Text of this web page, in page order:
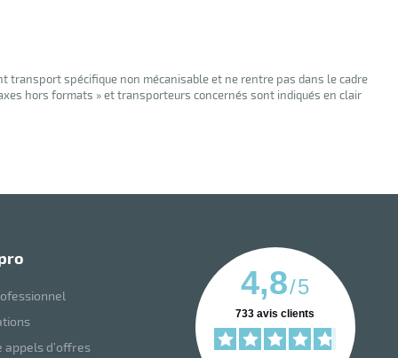
spécifique non mécanisable et ne rentre pas dans le cadre
hors formats » et transporteurs concernés sont indiqués en clair
appels d’offres
4,8/5
733 avis clients